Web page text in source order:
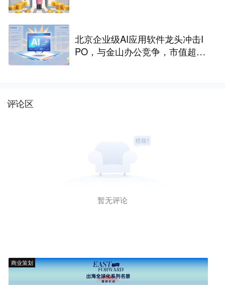
北京企业级AI应用软件龙头冲击I
PO，与金山办公竞争，市值超33
评论区
暂无评论
商业策划